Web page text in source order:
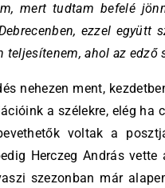
mert tudtam befelé
ezzel együtt
teljesítenem, ahol az edző
nehezen ment,
a szélekre, elég ha
voltak a
Herczeg András
szezonban már